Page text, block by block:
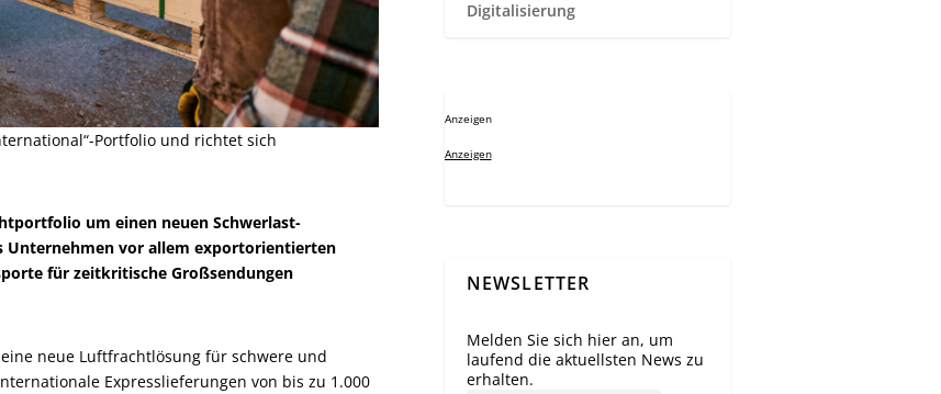
Portfolio und richtet sich
um einen neuen Schwerlast-
Unternehmen vor allem exportorientierten
für zeitkritische Großsendungen
eine neue Luftfrachtlösung für schwere und
Expresslieferungen von bis zu 1.000
Digitalisierung
Anzeigen
Anzeigen
NEWSLETTER
Melden Sie sich hier an, um
laufend die aktuellsten News zu
erhalten.